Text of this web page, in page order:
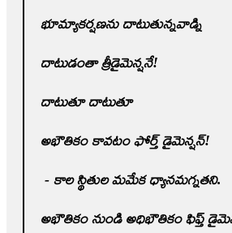
భూమ్యాకర్షణను దాటుతున్నవాడ్ని
దాటుడంతా త్రీడైమెన్షనే!
దాటుతూ దాటుతూ
అభౌతికం కావటం ఫోర్త్‌ డైమెన్షన్‌!
- కాల స్థితుల మమేక ధ్యానమగ్నతని.
అభౌతికం నుండి అధిభౌతికం ఫిఫ్త్‌